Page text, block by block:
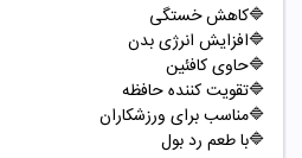
🔷کاهش خستگی
🔷افزایش انرژی بدن
🔷حاوی کافئین
🔷تقویت کننده حافظه
🔷مناسب برای ورزشکاران
🔷با طعم رد بول